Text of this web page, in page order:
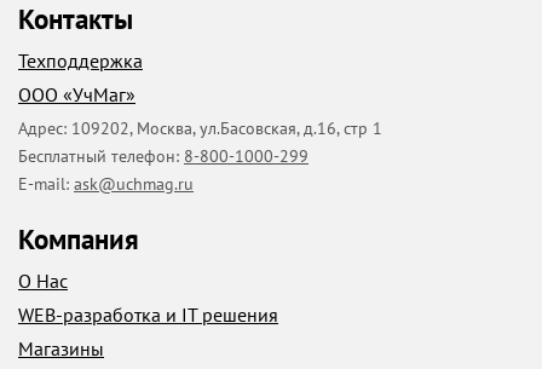
Контакты
Техподдержка
ООО «УчМаг»
Адрес: 109202, Москва,ул.Басовская, д.16, стр 1
Бесплатный телефон: 8-800-1000-299
E-mail: ask@uchmag.ru
Компания
О Нас
WEB-разработка и IT решения
Магазины